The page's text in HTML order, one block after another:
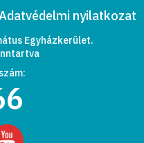
nyilatkozat
Egyházkerület.